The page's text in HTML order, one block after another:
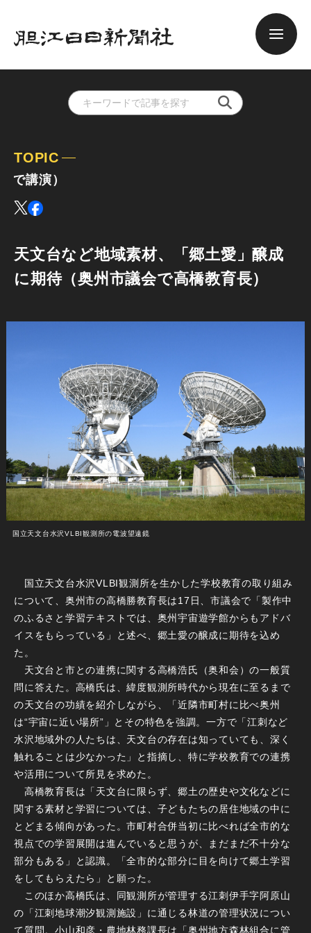
TOPIC
天文台など地域素材、「郷土愛」醸成
に期待（奥州市議会で高橋教育長）
国立天文台水沢VLBI観測所の電波望遠鏡
国立天文台水沢VLBI観測所を生かした学校教育の取り組み
について、奥州市の高橋勝教育長は17日、市議会で「製作中
のふるさと学習テキストでは、奥州宇宙遊学館からもアドバ
イスをもらっている」と述べ、郷土愛の醸成に期待を込め
た。
天文台と市との連携に関する高橋浩氏（奥和会）の一般質
問に答えた。高橋氏は、緯度観測所時代から現在に至るまで
の天文台の功績を紹介しながら、「近隣市町村に比べ奥州
は“宇宙に近い場所”」とその特色を強調。一方で「江刺など
水沢地域外の人たちは、天文台の存在は知っていても、深く
触れることは少なかった」と指摘し、特に学校教育での連携
や活用について所見を求めた。
高橋教育長は「天文台に限らず、郷土の歴史や文化などに
関する素材と学習については、子どもたちの居住地域の中に
とどまる傾向があった。市町村合併当初に比べれば全市的な
視点での学習展開は進んでいると思うが、まだまだ不十分な
部分もある」と認識。「全市的な部分に目を向けて郷土学習
をしてもらえたら」と願った。
このほか高橋氏は、同観測所が管理する江刺伊手字阿原山
の「江刺地球潮汐観測施設」に通じる林道の管理状況につい
て質問。小山和彦・農地林務課長は「奥州地方森林組合に管